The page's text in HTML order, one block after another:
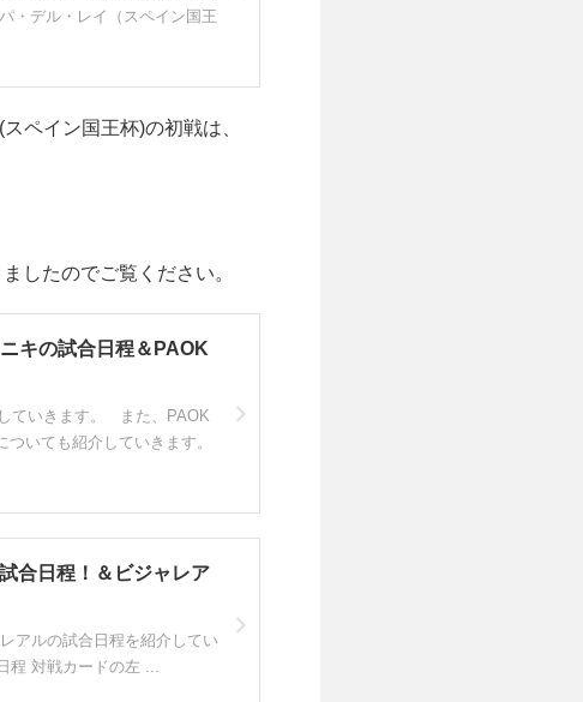
・デル・レイ（スペイン国王
ペイン国王杯)の初戦は、
したのでご覧ください。
キの試合日程＆PAOK
ていきます。 また、PAOK
いても紹介していきます。
合日程！＆ビジャレア
アルの試合日程を紹介してい
程 対戦カードの左 ...